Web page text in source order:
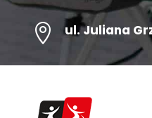
 ul.Juliana